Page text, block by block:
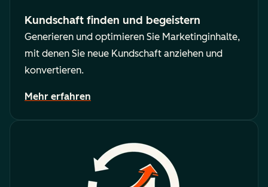
Kundschaft finden und begeistern
Generieren und optimieren Sie Marketinginhalte,
mit denen Sie neue Kundschaft anziehen und
konvertieren.
Mehr erfahren